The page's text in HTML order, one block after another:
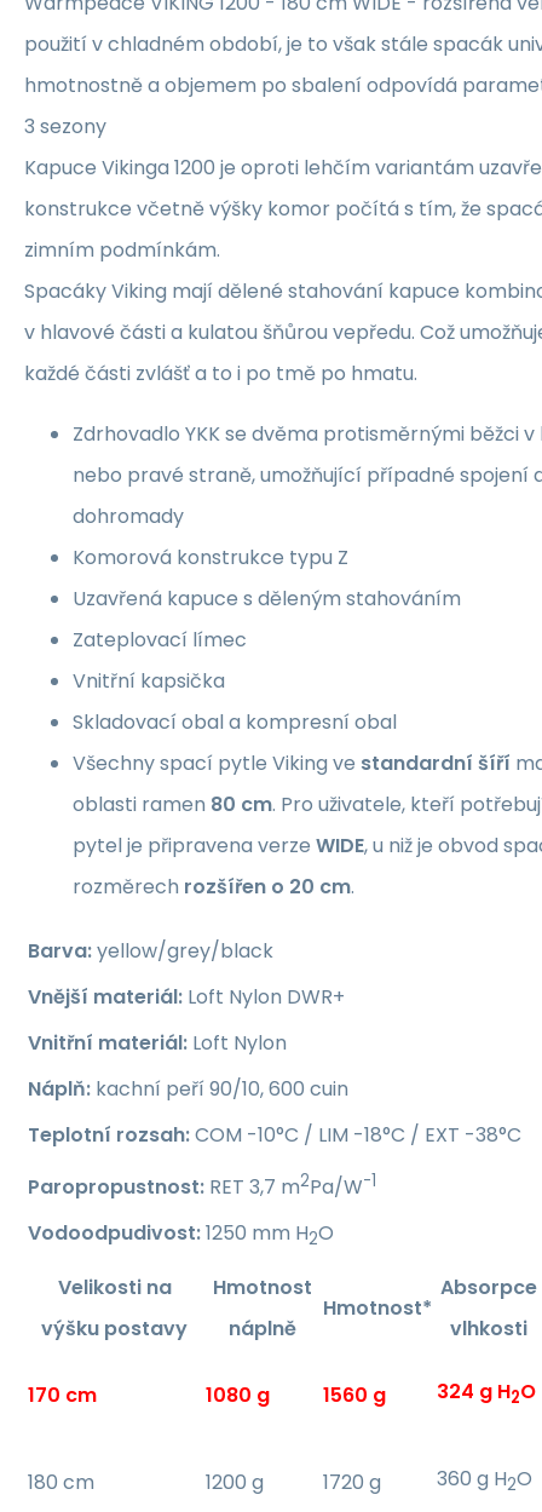
použití v chladném období, je to však stále spacák
hmotnostně a objemem po sbalení odpovídá
3 sezony
Kapuce Vikinga 1200 je oproti lehčím variantám
konstrukce včetně výšky komor počítá s tím, že
zimním podmínkám.
Spacáky Viking mají dělené stahování kapuce
v hlavové části a kulatou šňůrou vepředu. Což
každé části zvlášť a to i po tmě po hmatu.
Zdrhovadlo YKK se dvěma protisměrnými běžci
nebo pravé straně, umožňující případné spojení
dohromady
Komorová konstrukce typu Z
Uzavřená kapuce s děleným stahováním
Zateplovací límec
Vnitřní kapsička
Skladovací obal a kompresní obal
Všechny spací pytle Viking ve standardní šíří
oblasti ramen 80 cm. Pro uživatele, kteří
pytel je připravena verze WIDE, u niž je obvod
rozměrech rozšířen o 20 cm.
Barva:yellow/grey/black
Vnější materiál: Loft Nylon DWR+
Vnitřní materiál: Loft Nylon
Náplň: kachní peří 90/10, 600 cuin
Teplotní rozsah:COM -10°C / LIM -18°C / EXT -38°C
Paropropustnost: RET 3,7 m2Pa/W-1
Vodoodpudivost:1250 mm H2O
Velikosti na
výšku postavy
Hmotnost
náplně
Hmotnost*
Absorpce
vlhkosti
170 cm 1080 g 1560 g 324 g H2O
180 cm 1200 g 1720 g 360 g H2O